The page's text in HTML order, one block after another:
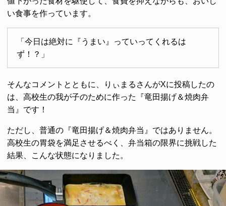
い食事を作っています。
「今日は絶対に『うまい』っていってくれるは
ず！？」
そんなコメントとともに、りぃまるさんがXに投稿したの
は、高校生の我が子のために作った『竜田揚げ＆焼肉弁
当』です！
ただし、普通の『竜田揚げ＆焼肉弁当』ではありません。
高校生の胃袋を満足させるべく、弁当箱の限界に挑戦した
結果、こんな状態になりました。